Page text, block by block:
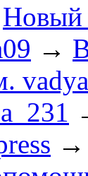
Новый
→
→